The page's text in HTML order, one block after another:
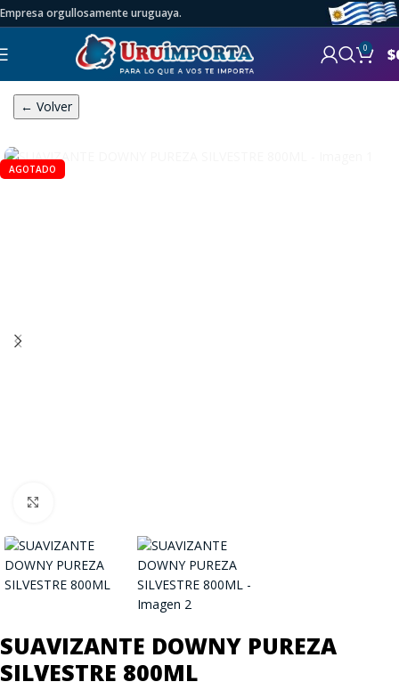
Empresa orgullosamente uruguaya.
0 $
← Volver
AGOTADO
SUAVIZANTE DOWNY PUREZA
SILVESTRE 800ML